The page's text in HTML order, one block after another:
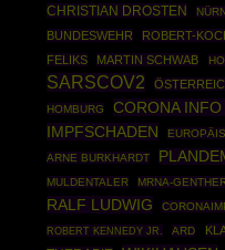
CHRISTIAN DROSTEN
BUNDESWEHR ROBERT-
FELIKS MARTIN SCHWAB
SARSCOV2
HOMBURG CORONA
IMPFSCHADEN
ARNE BURKHARDT
MULDENTALER
MRNA-
RALF LUDWIG
ROBERT KENNEDY JR.
ARD